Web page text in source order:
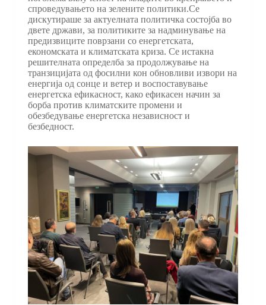
спроведувањето на зелените политики.Се
дискутираше за актуелната политичка состојба во
двете држави, за политиките за надминување на
предизвиците поврзани со енергетската,
економската и климатската криза. Се истакна
решителната определба за продолжување на
транзицијата од фосилни кон обновливи извори на
енергија од сонце и ветер и воспоставување
енергетска ефикасност, како ефикасен начин за
борба против климатските промени и
обезбедување енергетска независност и
безбедност.